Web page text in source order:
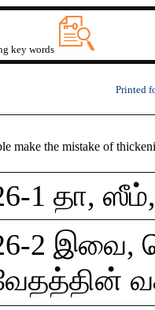
key words
Printed
make the mistake of
1 தா,
2 இவை,